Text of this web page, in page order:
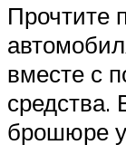
Прочтите
вместе с
средства.
брошюре